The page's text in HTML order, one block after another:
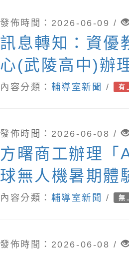
發佈時間：2026-06-09 /
訊息轉知：資優
心(武陵高中)辦
年度資賦優異學
的五感探險小隊
內容分類： 輔導室新聞 / 有
發佈時間：2026-06-08 /
方曙商工辦理「
球無人機暑期體
內容分類： 輔導室新聞 / 無
發佈時間：2026-06-08 /